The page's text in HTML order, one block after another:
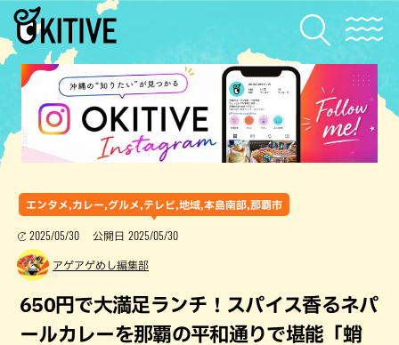
エンタメ,カレー,グルメ,テレビ,地域,本島南部,那覇市
2025/05/30 公開日 2025/05/30
アゲアゲめし編集部
650円で大満足ランチ！スパイス香るネパ
ールカレーを那覇の平和通りで堪能「蛸